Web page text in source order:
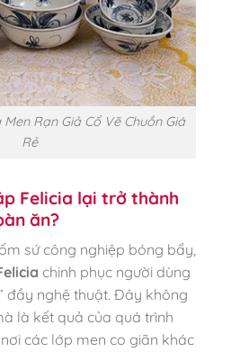
Rạn Giả Cổ Vẽ Chuồn Giá
Rẻ
Felicia lại trở thành
ăn?
sứ công nghiệp bóng bẩy,
chinh phục người dùng
đầy nghệ thuật. Đây không
là kết quả của quá trình
các lớp men co giãn khác